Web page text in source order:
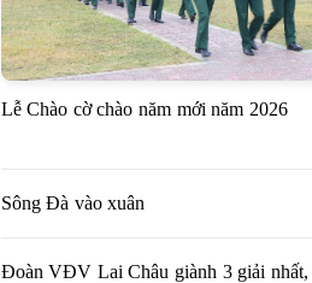
Lễ Chào cờ chào năm mới năm 2026
Sông Đà vào xuân
Đoàn VĐV Lai Châu giành 3 giải nhất,